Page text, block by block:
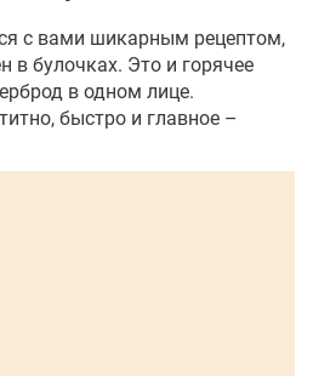
с вами шикарным рецептом,
в булочках. Это и горячее
в одном лице.
быстро и главное –